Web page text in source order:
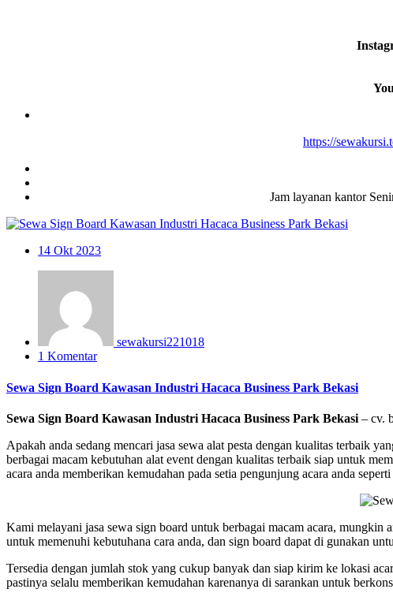
https://
Jam layanan kantor
14 Okt 2023
sewakursi221018
1 Komentar
Sewa Sign Board Kawasan Industri Hacaca Business Park Bekasi
Sewa Sign Board Kawasan Industri Hacaca Business Park Bekasi – cv.
Apakah anda sedang mencari jasa sewa alat pesta dengan kualitas terbaik
berbagai macam kebutuhan alat event dengan kualitas terbaik siap untuk
acara anda memberikan kemudahan pada setia pengunjung acara anda
Kami melayani jasa sewa sign board untuk berbagai macam acara, mungkin
untuk memenuhi kebutuhana cara anda, dan sign board dapat di gunakan
Tersedia dengan jumlah stok yang cukup banyak dan siap kirim ke lokasi
pastinya selalu memberikan kemudahan karenanya di sarankan untuk